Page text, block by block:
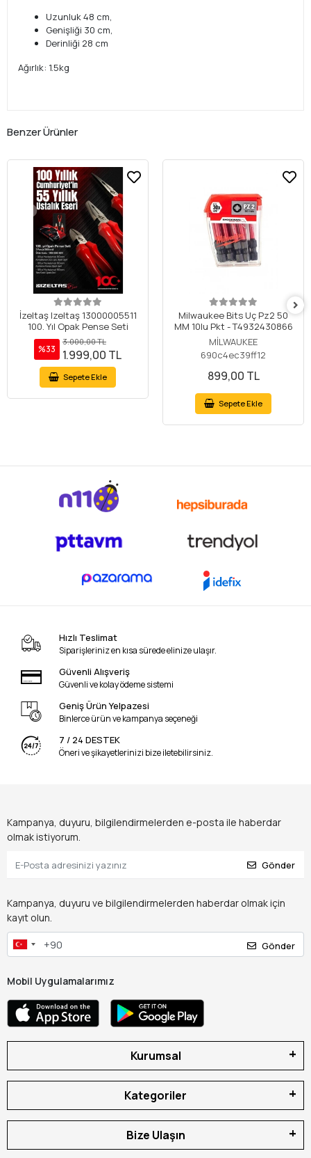
Uzunluk 48 cm,
Genişliği 30 cm,
Derinliği 28 cm
Ağırlık: 1.5kg
Benzer Ürünler
İzeltaş Izeltaş 13000005511
100. Yıl Opak Pense Seti
%33
3.000,00 TL
1.999,00 TL
Sepete Ekle
Milwaukee Bits Uç Pz2 50
MM 10lu Pkt - T4932430866
MİLWAUKEE
690c4ec39ff12
899,00 TL
Sepete Ekle
Hızlı Teslimat
Siparişleriniz en kısa sürede elinize ulaşır.
Güvenli Alışveriş
Güvenli ve kolay ödeme sistemi
Geniş Ürün Yelpazesi
Binlerce ürün ve kampanya seçeneği
7 / 24 DESTEK
Öneri ve şikayetlerinizi bize iletebilirsiniz.
Kampanya, duyuru, bilgilendirmelerden e-posta ile haberdar
olmak istiyorum.
Gönder
Kampanya, duyuru ve bilgilendirmelerden haberdar olmak için
kayıt olun.
Gönder
Mobil Uygulamalarımız
Kurumsal
Kategoriler
Bize Ulaşın